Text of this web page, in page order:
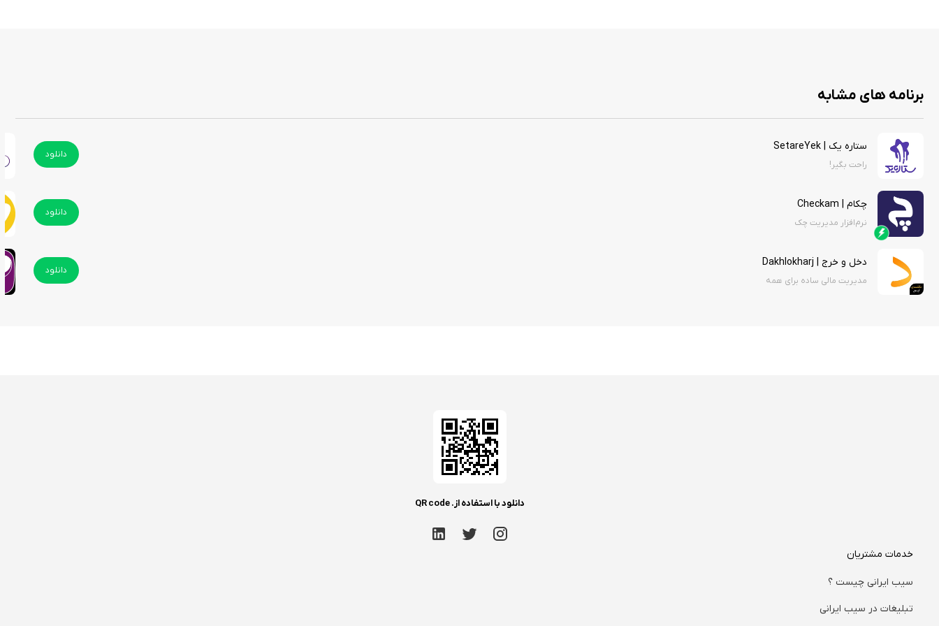
برنامه های مشابه
ستاره یک | SetareYek
راحت بگیر!
دانلود
چکام | Checkam
نرم‌افزار مدیریت چک
دانلود
دخل و خرج | Dakhlokharj
مدیریت مالی ساده برای همه
دانلود
دانلود با استفاده از. QR code
خدمات مشتریان
سیب ایرانی چیست ؟
تبلیغات در سیب ایرانی